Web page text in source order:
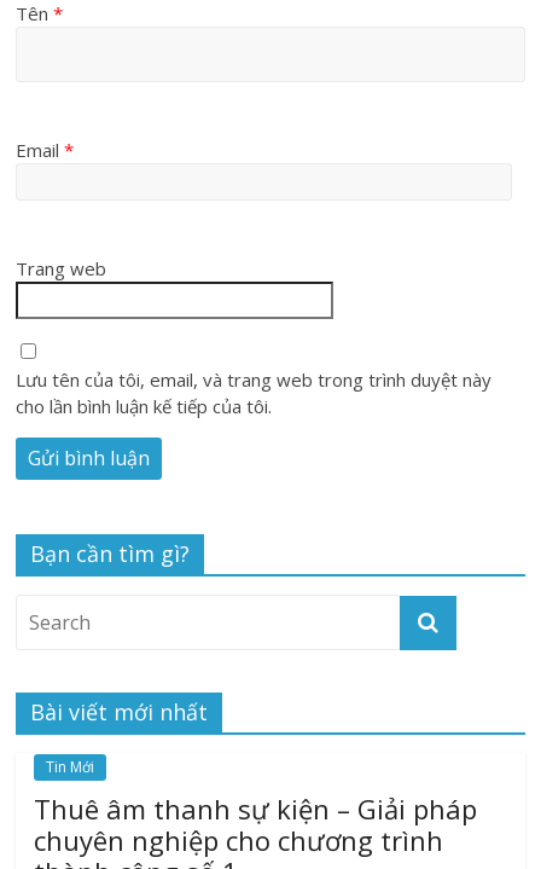
Tên*
Email*
Trang web
Lưu tên của tôi, email, và trang web trong trình duyệt này
cho lần bình luận kế tiếp của tôi.
Bạn cần tìm gì?
Bài viết mới nhất
Tin Mới
Thuê âm thanh sự kiện – Giải pháp
chuyên nghiệp cho chương trình